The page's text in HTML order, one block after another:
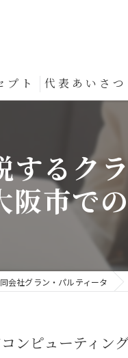
プト 代表あいさつ
るク
阪市で
会社グラン・パルティータ
ンピューティン